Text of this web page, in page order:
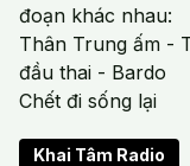
đoạn khác nhau:
Thân Trung ấm -
đầu thai - Bardo
Chết đi sống lại
Khai Tâm Radio